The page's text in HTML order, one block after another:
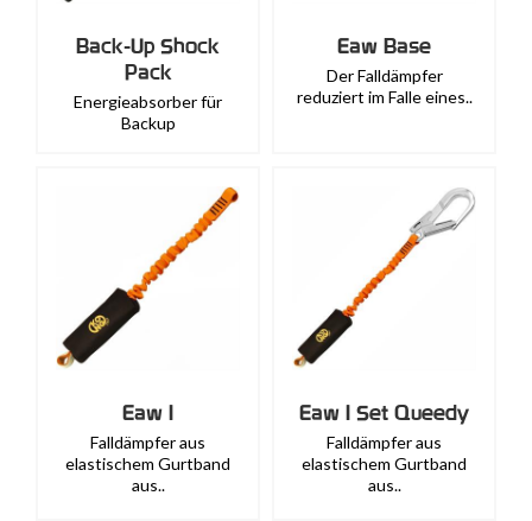
Back-Up Shock
Pack
Energieabsorber für
Backup
Eaw Base
Der Falldämpfer
reduziert im Falle eines..
Eaw I
Falldämpfer aus
elastischem Gurtband
aus..
Eaw I Set Queedy
Falldämpfer aus
elastischem Gurtband
aus..